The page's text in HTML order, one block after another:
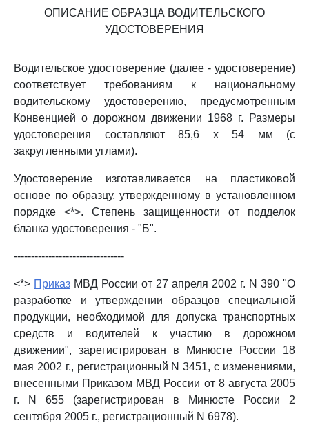
ОПИСАНИЕ ОБРАЗЦА ВОДИТЕЛЬСКОГО
УДОСТОВЕРЕНИЯ
Водительское удостоверение (далее - удостоверение)
соответствует требованиям к национальному
водительскому удостоверению, предусмотренным
Конвенцией о дорожном движении 1968 г. Размеры
удостоверения составляют 85,6 x 54 мм (с
закругленными углами).
Удостоверение изготавливается на пластиковой
основе по образцу, утвержденному в установленном
порядке <*>. Степень защищенности от подделок
бланка удостоверения - "Б".
--------------------------------
<*> Приказ МВД России от 27 апреля 2002 г. N 390 "О
разработке и утверждении образцов специальной
продукции, необходимой для допуска транспортных
средств и водителей к участию в дорожном
движении", зарегистрирован в Минюсте России 18
мая 2002 г., регистрационный N 3451, с изменениями,
внесенными Приказом МВД России от 8 августа 2005
г. N 655 (зарегистрирован в Минюсте России 2
сентября 2005 г., регистрационный N 6978).